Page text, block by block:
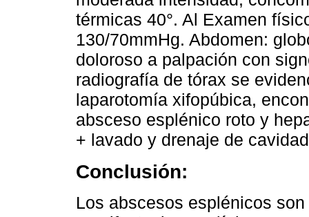
térmicas 40°. Al Examen
130/70mmHg. Abdomen:
doloroso a palpación con
radiografía de tórax se
laparotomía xifopúbica,
absceso esplénico roto y
+ lavado y drenaje de
Conclusión:
Los abscesos esplénicos